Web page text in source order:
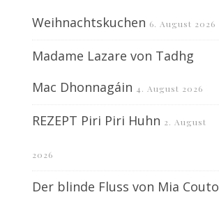
Weihnachtskuchen 6. August 2026
Madame Lazare von Tadhg
Mac Dhonnagáin 4. August 2026
REZEPT Piri Piri Huhn 2. August
2026
Der blinde Fluss von Mia Couto